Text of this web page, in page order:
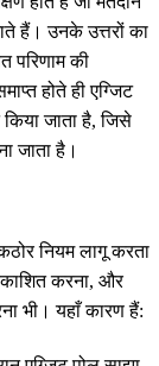
हैं। उनके उत्तरों का
परिणाम की
होते ही एग्जिट
जाता है, जिसे
जाता है।
नियम लागू करता
करना, और
भी। यहाँ कारण हैं: